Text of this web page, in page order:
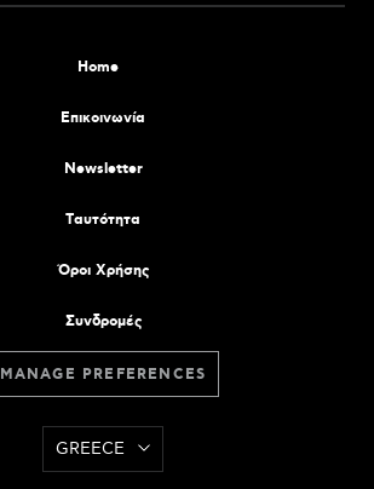
Home
Επικοινωνία
Newsletter
Tαυτότητα
Όροι Χρήσης
Συνδρομές
MANAGE PREFERENCES
GREECE